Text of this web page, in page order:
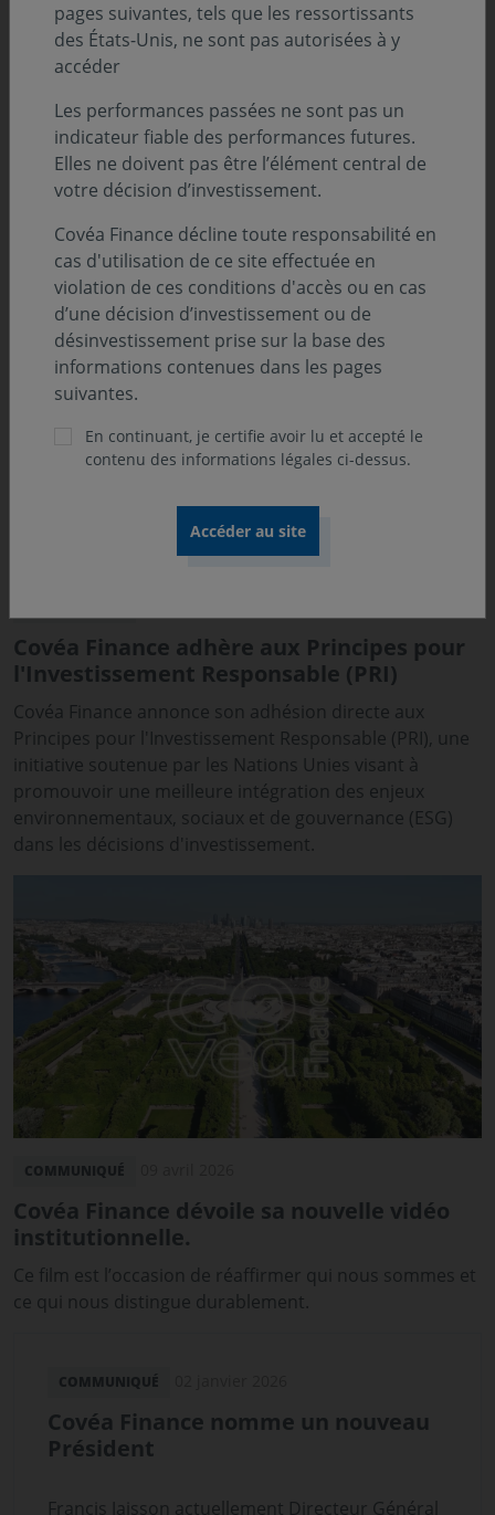
COMMUNIQUÉ 02 juin 2026
Pourquoi Option Finance place Covéa
Finance parmi les sociétés de gestion à
Option Finance a intégré Covéa Finance dans sa
sélection annuelle des dix sociétés de gestion à suivre.
Covéa Finance adhère aux Principes pour
l'Investissement Responsable (PRI)
Covéa Finance annonce son adhésion directe aux
Principes pour l'Investissement Responsable (PRI), une
initiative soutenue par les Nations Unies visant à
promouvoir une meilleure intégration des enjeux
environnementaux, sociaux et de gouvernance (ESG)
dans les décisions d'investissement.
COMMUNIQUÉ
Covéa Finance dévoile sa nouvelle vidéo
institutionnelle.
Ce film est l’occasion de réaffirmer qui nous sommes et
ce qui nous distingue durablement.
COMMUNIQUÉ
Covéa Finance nomme un nouveau
Président
Francis Jaisson actuellement Directeur Général
pages suivantes, tels que les ressortissants
des États-Unis, ne sont pas autorisées à y
accéder
Les performances passées ne sont pas un
indicateur fiable des performances futures.
Elles ne doivent pas être l’élément central de
votre décision d’investissement.
Covéa Finance décline toute responsabilité en
cas d'utilisation de ce site effectuée en
violation de ces conditions d'accès ou en cas
d’une décision d’investissement ou de
désinvestissement prise sur la base des
informations contenues dans les pages
suivantes.
En continuant, je certifie avoir lu et accepté le
contenu des informations légales ci-dessus.